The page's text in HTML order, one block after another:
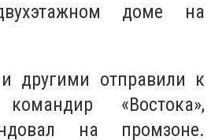
доме на
другими отправили к
«Востока»,
на промзоне.